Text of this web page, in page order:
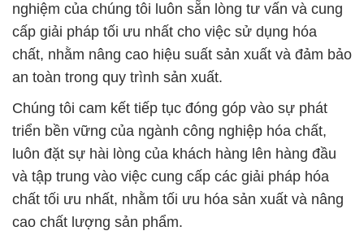
nghiệm của chúng tôi luôn sẵn lòng tư vấn và cung
cấp giải pháp tối ưu nhất cho việc sử dụng hóa
chất, nhằm nâng cao hiệu suất sản xuất và đảm bảo
an toàn trong quy trình sản xuất.
Chúng tôi cam kết tiếp tục đóng góp vào sự phát
triển bền vững của ngành công nghiệp hóa chất,
luôn đặt sự hài lòng của khách hàng lên hàng đầu
và tập trung vào việc cung cấp các giải pháp hóa
chất tối ưu nhất, nhằm tối ưu hóa sản xuất và nâng
cao chất lượng sản phẩm.